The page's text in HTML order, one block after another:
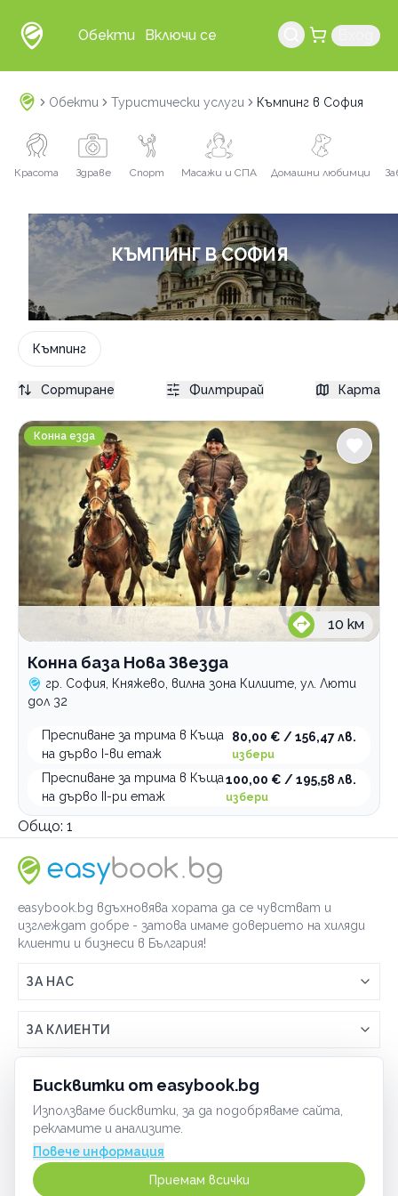
Бисквитки от easybook.bg
Използваме бисквитки, за да подобряваме сайта,
рекламите и анализите.
Повече информация
Приемам всички
Обекти Включи се
Обекти Туристически услуги Къмпинг в София
Красота Здраве Спорт Масажи и СПА Домашни любимци
КЪМПИНГ В СОФИЯ
Къмпинг
Конна база Нова Звезда
Конна езда
10 км
Конна база Нова Звезда
гр. София, Княжево, вилна зона Килиите, ул. Люти
дол 32
Преспиване за трима в Къща
на дърво I-ви етаж
80,00 € / 156,47 лв.
избери
Преспиване за трима в Къща
на дърво II-ри етаж
100,00 € / 195,58 лв.
избери
Общо: 1
Сортиране Филтрирай Карта
София
Княжево
Благоевград
Услуги
Къмпинг
нощувка
с рафтинг
Категории
Културно исторически туризъм
easybook.bg вдъхновява хората да се чувстват и
изглеждат добре - затова имаме доверието на хиляди
клиенти и бизнеси в България!
ЗА НАС
Връзка с easybook.bg
Как работи easybook
Често задавани въпроси
ЗА КЛИЕНТИ
Условия за ползване
GDPR политика
Сигурност
ЗА ТЪРГОВЦИ
Включи бизнеса си
Управлявай ефективно с easybook
ОБЩИ
Бисквитки